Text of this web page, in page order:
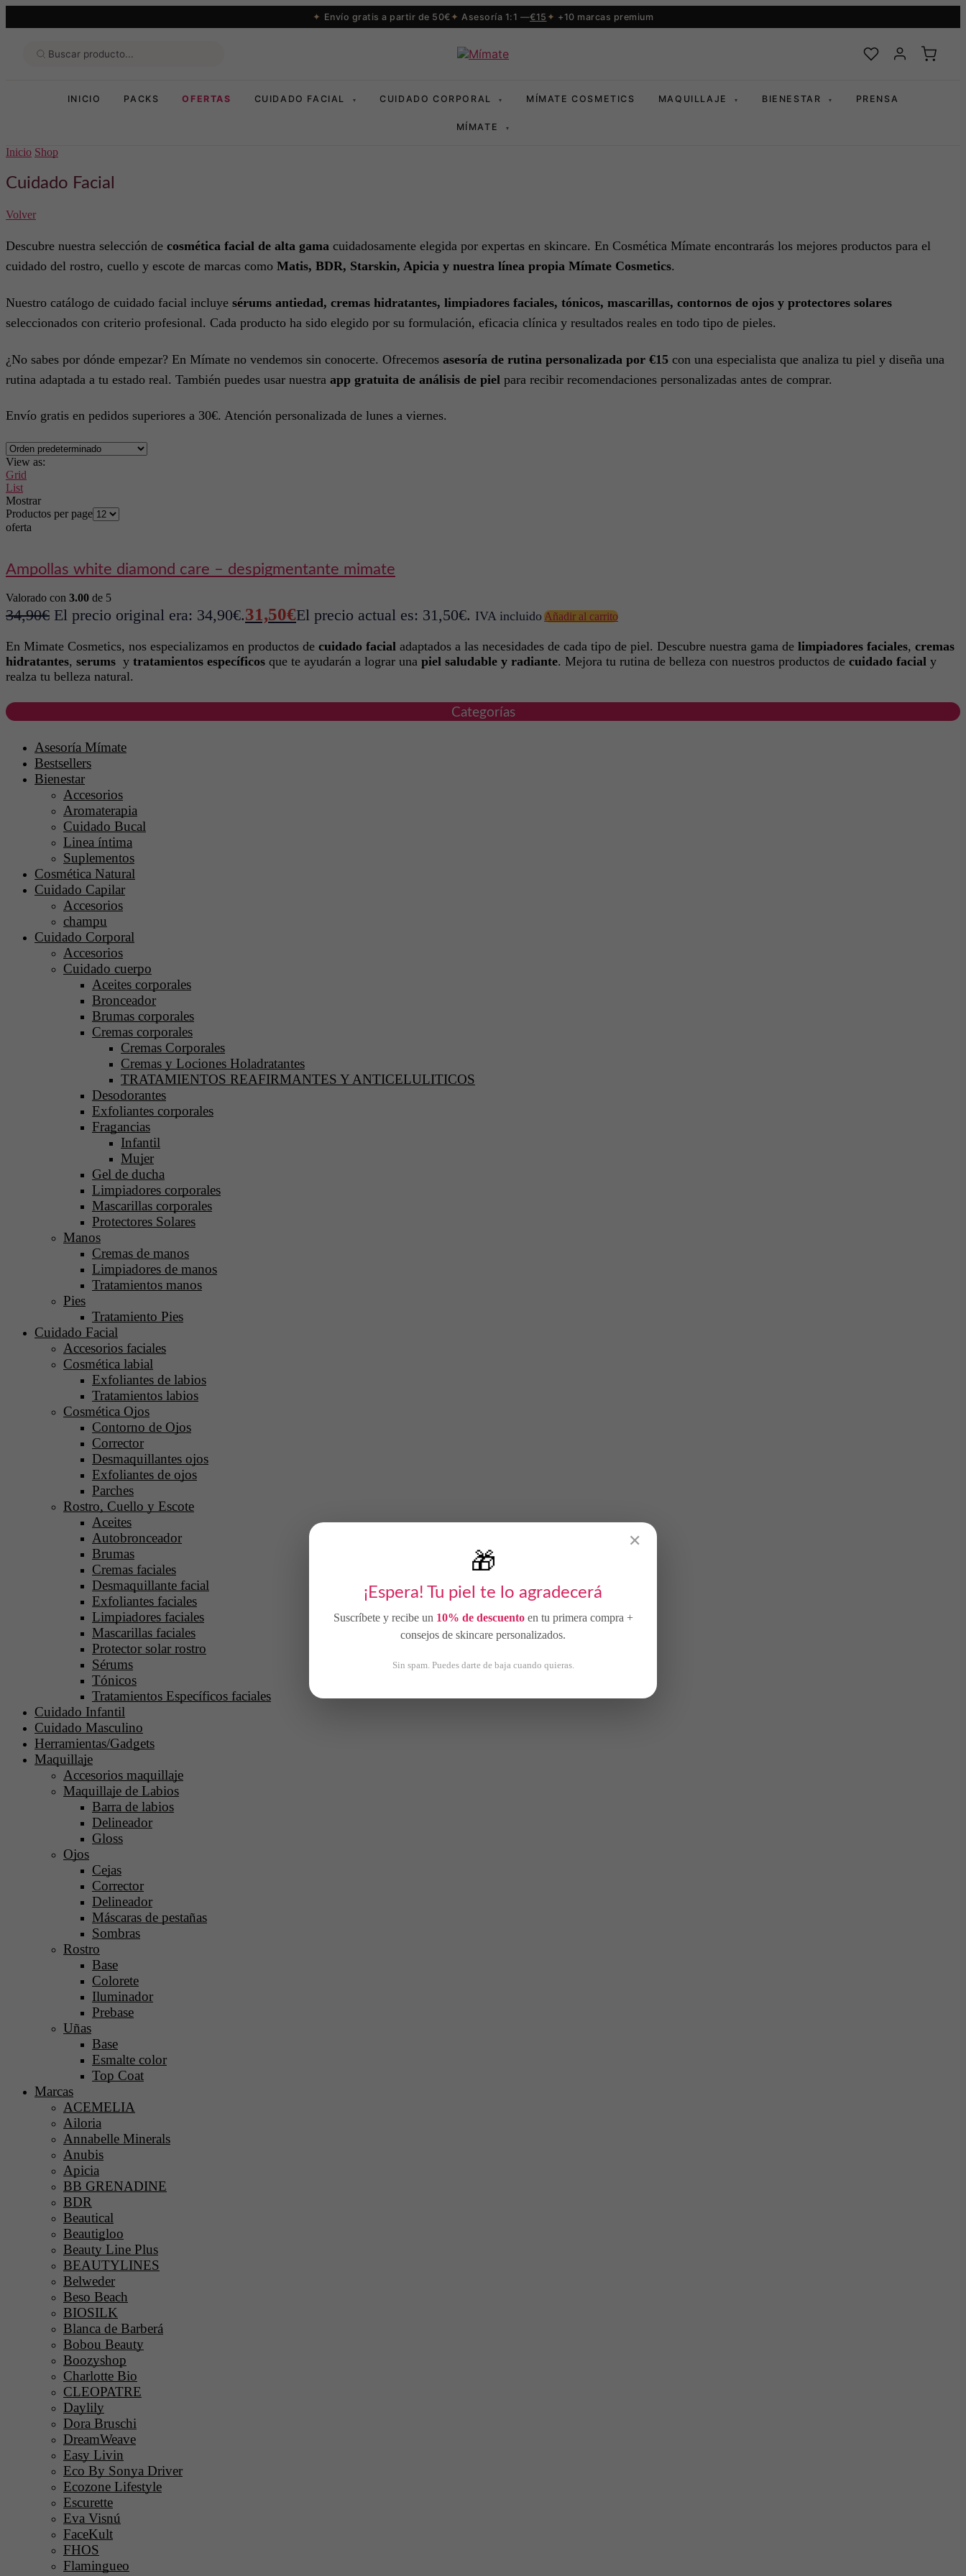
Envío gratis a partir de 50€ Asesoría 1:1 —€15 +10 marcas premium
INICIO PACKS OFERTAS CUIDADO FACIAL ▾ CUIDADO CORPORAL ▾ MÍMATE COSMETICS MAQUILLAJE ▾ BIENESTAR ▾ PRENSA
MÍMATE ▾
Inicio Shop
Cuidado Facial
Volver
Descubre nuestra selección de cosmética facial de alta gama cuidadosamente elegida por expertas en skincare. En Cosmética Mímate encontrarás los mejores productos para el
cuidado del rostro, cuello y escote de marcas como Matis, BDR, Starskin, Apicia y nuestra línea propia Mímate Cosmetics.
Nuestro catálogo de cuidado facial incluye sérums antiedad, cremas hidratantes, limpiadores faciales, tónicos, mascarillas, contornos de ojos y protectores solares
seleccionados con criterio profesional. Cada producto ha sido elegido por su formulación, eficacia clínica y resultados reales en todo tipo de pieles.
¿No sabes por dónde empezar? En Mímate no vendemos sin conocerte. Ofrecemos asesoría de rutina personalizada por €15 con una especialista que analiza tu piel y diseña una
rutina adaptada a tu estado real. También puedes usar nuestra app gratuita de análisis de piel para recibir recomendaciones personalizadas antes de comprar.
Envío gratis en pedidos superiores a 30€. Atención personalizada de lunes a viernes.
View as:
Grid
List
Mostrar
Productos per page
oferta
4 DISPONIBLES
ampollas white diamond care – despigmentante mimate
Valorado con 3.00 de 5
34,90€ El precio original era: 34,90€.31,50€El precio actual es: 31,50€. IVA incluidoAñadir al carrito
En Mimate Cosmetics, nos especializamos en productos de cuidado facial adaptados a las necesidades de cada tipo de piel. Descubre nuestra gama de limpiadores faciales, cremas
hidratantes, serums y tratamientos específicos que te ayudarán a lograr una piel saludable y radiante. Mejora tu rutina de belleza con nuestros productos de cuidado facial y
realza tu belleza natural.
Categorías
Asesoría Mímate
Bestsellers
Bienestar
Accesorios
Aromaterapia
Cuidado Bucal
Linea íntima
Suplementos
Cosmética Natural
Cuidado Capilar
Accesorios
champu
Cuidado Corporal
Accesorios
Cuidado cuerpo
Aceites corporales
Bronceador
Brumas corporales
Cremas corporales
Cremas Corporales
Cremas y Lociones Holadratantes
TRATAMIENTOS REAFIRMANTES Y ANTICELULITICOS
Desodorantes
Exfoliantes corporales
Fragancias
Infantil
Mujer
Gel de ducha
Limpiadores corporales
Mascarillas corporales
Protectores Solares
Manos
Cremas de manos
Limpiadores de manos
Tratamientos manos
Pies
Tratamiento Pies
Cuidado Facial
Accesorios faciales
Cosmética labial
Exfoliantes de labios
Tratamientos labios
Cosmética Ojos
Contorno de Ojos
Corrector
Desmaquillantes ojos
Exfoliantes de ojos
Parches
Rostro, Cuello y Escote
Aceites
Autobronceador
Brumas
Cremas faciales
Desmaquillante facial
Exfoliantes faciales
Limpiadores faciales
Mascarillas faciales
Protector solar rostro
Sérums
Tónicos
Tratamientos Específicos faciales
Cuidado Infantil
Cuidado Masculino
Herramientas/Gadgets
Maquillaje
Accesorios maquillaje
Maquillaje de Labios
Barra de labios
Delineador
Gloss
Ojos
Cejas
Corrector
Delineador
Máscaras de pestañas
Sombras
Rostro
Base
Colorete
Iluminador
Prebase
Uñas
Base
Esmalte color
Top Coat
Marcas
ACEMELIA
Ailoria
Annabelle Minerals
Anubis
Apicia
BB GRENADINE
BDR
Beautical
Beautigloo
Beauty Line Plus
BEAUTYLINES
Belweder
Beso Beach
BIOSILK
Blanca de Barberá
Bobou Beauty
Boozyshop
Charlotte Bio
CLEOPATRE
Daylily
Dora Bruschi
DreamWeave
Easy Livin
Eco By Sonya Driver
Ecozone Lifestyle
Escurette
Eva Visnú
FaceKult
FHOS
Flamingueo
✕
🎁
¡Espera! Tu piel te lo agradecerá
Suscríbete y recibe un 10% de descuentoen tu primera compra +
consejos de skincare personalizados.
Sin spam. Puedes darte de baja cuando quieras.